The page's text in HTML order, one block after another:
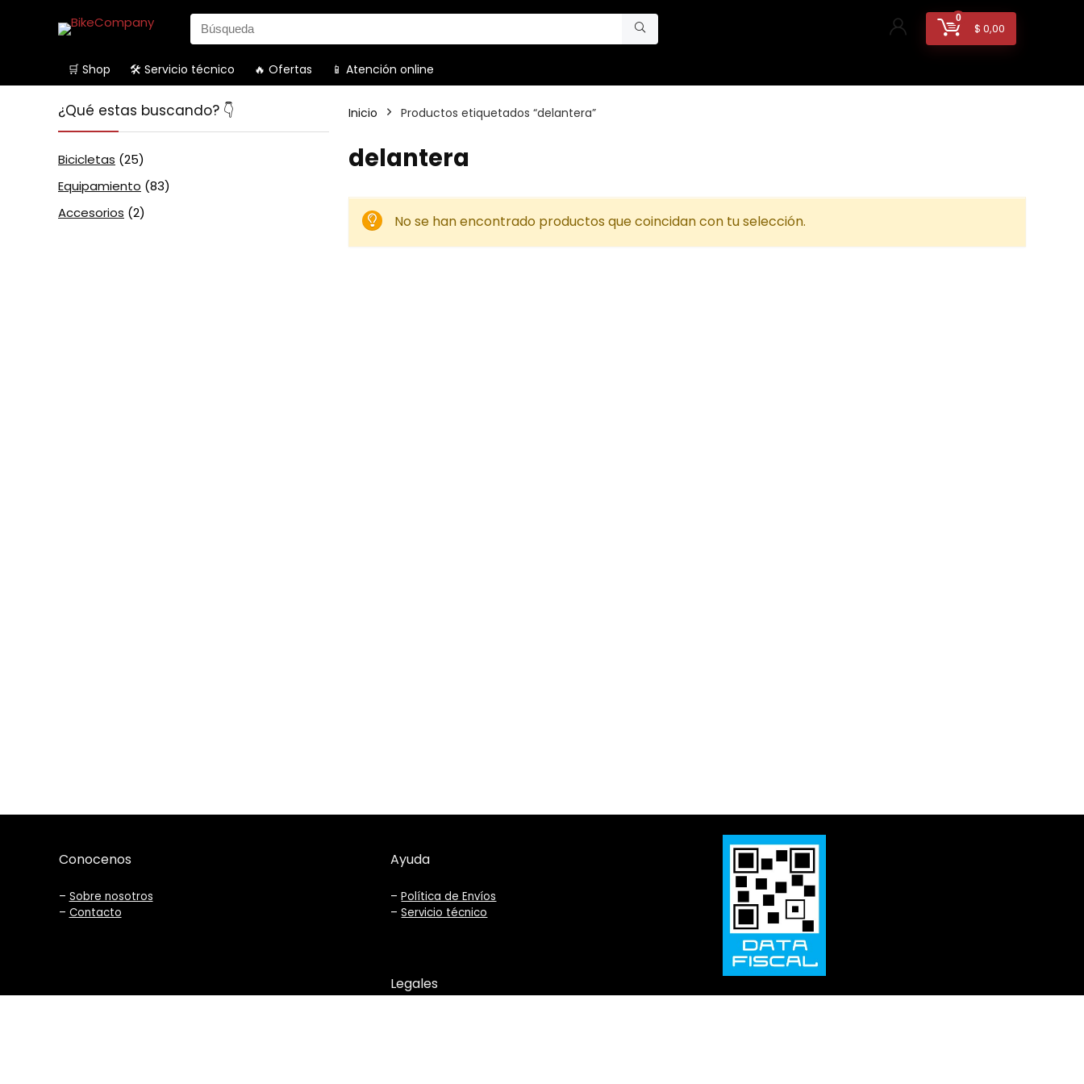
Search
for:
0
$ 0,00
🛒 Shop 🛠️ Servicio técnico 🔥 Ofertas 📱 Atención online
¿Qué estas buscando? 👇
Bicicletas (25)
Equipamiento (83)
Accesorios (2)
Inicio Productos etiquetados “delantera”
delantera
No se han encontrado productos que coincidan con tu selección.
Conocenos
– Sobre nosotros
– Contacto
Ayuda
–Política de Envíos
–Servicio técnico
Legales